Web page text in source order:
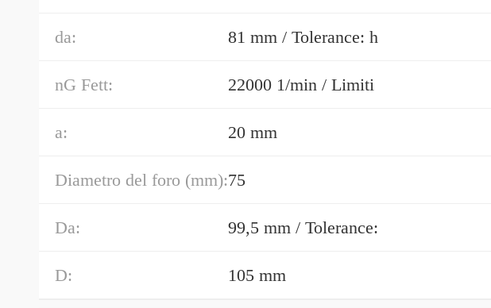
da: 81 mm / Tolerance: h
nG Fett: 22000 1/min / Limiti
a: 20 mm
Diametro del foro (mm):75
Da: 99,5 mm / Tolerance:
D: 105 mm